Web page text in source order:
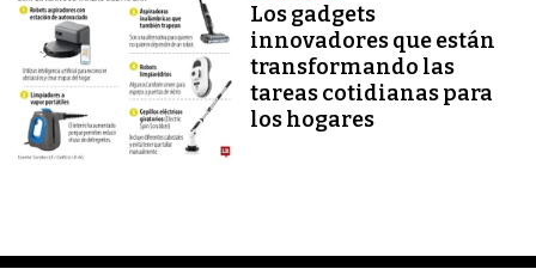
Los gadgets
innovadores que están
transformando las
tareas cotidianas para
los hogares